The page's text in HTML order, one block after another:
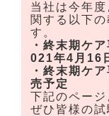
当社は今年
関する以下
す。
・終末期ケ
021年4月16
・終末期ケ
売予定
下記のページ
ぜひ皆様の試